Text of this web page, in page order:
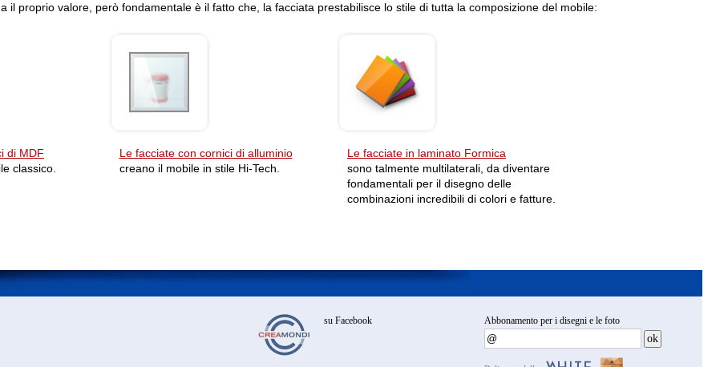
il proprio valore, però fondamentale è il fatto che, la facciata prestabilisce lo stile di tutta la composizione del mobile:
di MDF
classico.
Le facciate con cornici di alluminio
creano il mobile in stile Hi-Tech.
Le facciate in laminato Formicа
sono talmente multilaterali, da diventare
fondamentali per il disegno delle
combinazioni incredibili di colori e fatture.
su Facebook Abbonamento per i disegni e le foto